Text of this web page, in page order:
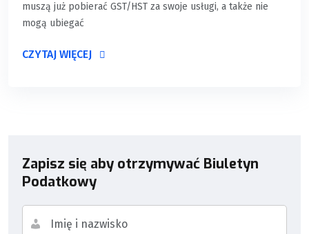
muszą już pobierać GST/HST za swoje usługi, a także nie
mogą ubiegać
CZYTAJ WIĘCEJ
Zapisz się aby otrzymywać Biuletyn
Podatkowy